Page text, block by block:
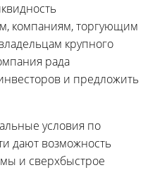
компаниям, торгующим
крупного
рада
и предложить
условия по
дают возможность
и сверхбыстрое